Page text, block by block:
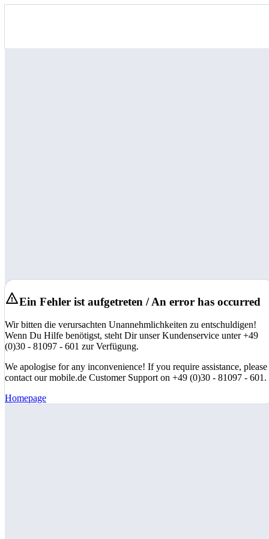
Ein Fehler ist aufgetreten / An error has occurred
Wir bitten die verursachten Unannehmlichkeiten zu entschuldigen!
Wenn Du Hilfe benötigst, steht Dir unser Kundenservice unter +49
(0)30 - 81097 - 601 zur Verfügung.
We apologise for any inconvenience! If you require assistance, please
contact our mobile.de Customer Support on +49 (0)30 - 81097 - 601.
Homepage